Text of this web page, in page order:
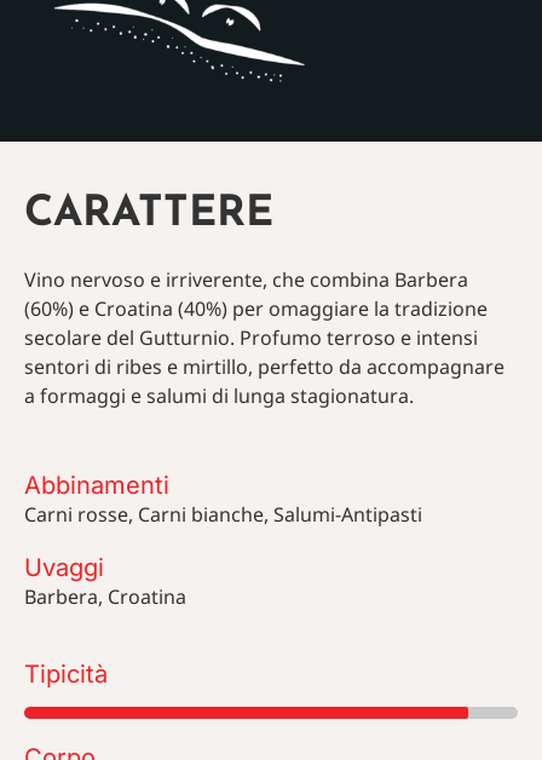
CARATTERE
Vino nervoso e irriverente, che combina Barbera
(60%) e Croatina (40%) per omaggiare la tradizione
secolare del Gutturnio. Profumo terroso e intensi
sentori di ribes e mirtillo, perfetto da accompagnare
a formaggi e salumi di lunga stagionatura.
Abbinamenti
Carni rosse, Carni bianche, Salumi-Antipasti
Uvaggi
Barbera, Croatina
Tipicità